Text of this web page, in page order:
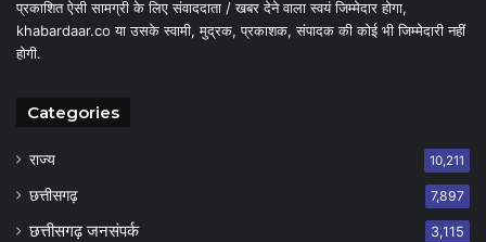
प्रकाशित ऐसी सामग्री के लिए संवाददाता / खबर देने वाला स्वयं जिम्मेदार होगा,
khabardaar.co या उसके स्वामी, मुद्रक, प्रकाशक, संपादक की कोई भी जिम्मेदारी नहीं
होगी.
Categories
राज्य 10,211
छत्तीसगढ़ 7,897
छत्तीसगढ़ जनसंपर्क 3,115